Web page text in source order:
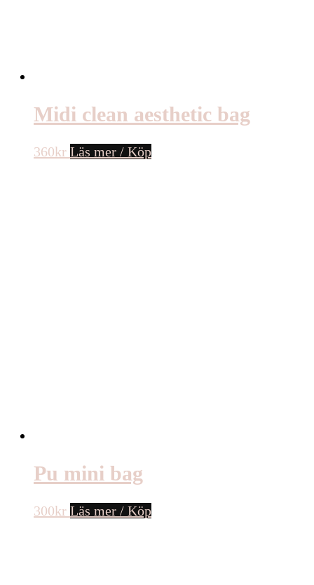
Midi clean aesthetic bag
360kr Läs mer / Köp
Pu mini bag
300kr Läs mer / Köp